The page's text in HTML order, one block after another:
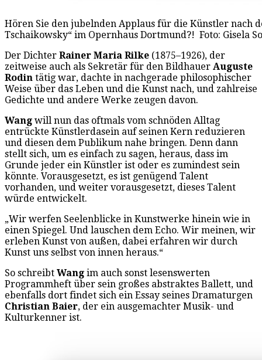
Hören Sie den jubelnden Applaus für die Künstler nach
Tschaikowsky“ im Opernhaus Dortmund?! Foto: Gisela
Der Dichter Rainer Maria Rilke (1875–1926), der
zeitweise auch als Sekretär für den Bildhauer Auguste
Rodin tätig war, dachte in nachgerade philosophischer
Weise über das Leben und die Kunst nach, und zahlreise
Gedichte und andere Werke zeugen davon.
Wang will nun das oftmals vom schnöden Alltag
entrückte Künstlerdasein auf seinen Kern reduzieren
und diesen dem Publikum nahe bringen. Denn dann
stellt sich, um es einfach zu sagen, heraus, dass im
Grunde jeder ein Künstler ist oder es zumindest sein
könnte. Vorausgesetzt, es ist genügend Talent
vorhanden, und weiter vorausgesetzt, dieses Talent
würde entwickelt.
„Wir werfen Seelenblicke in Kunstwerke hinein wie in
einen Spiegel. Und lauschen dem Echo. Wir meinen, wir
erleben Kunst von außen, dabei erfahren wir durch
Kunst uns selbst von innen heraus.“
So schreibt Wang im auch sonst lesenswerten
Programmheft über sein großes abstraktes Ballett, und
ebenfalls dort findet sich ein Essay seines Dramaturgen
Christian Baier, der ein ausgemachter Musik- und
Kulturkenner ist.